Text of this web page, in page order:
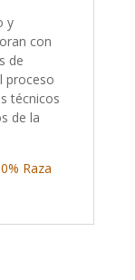
y
con
de
proceso
técnicos
de la
Raza